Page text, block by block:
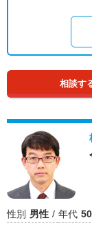
相談す
性別 男性 年代